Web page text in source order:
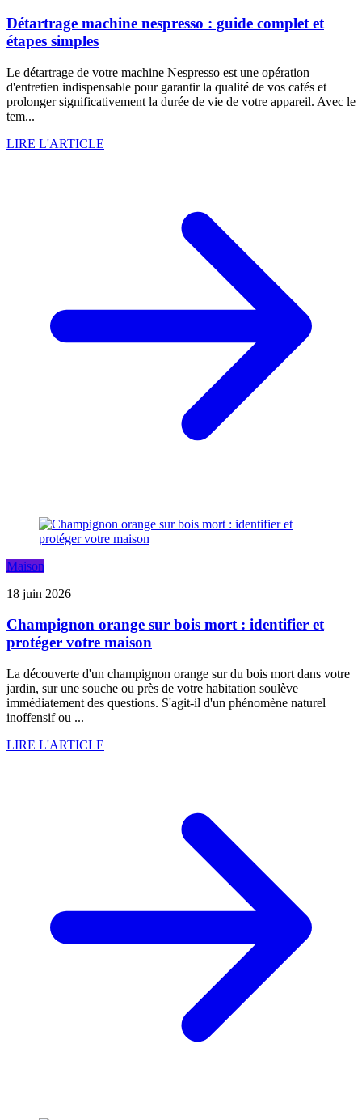
Détartrage machine nespresso : guide complet et
étapes simples
Le détartrage de votre machine Nespresso est une opération
d'entretien indispensable pour garantir la qualité de vos cafés et
prolonger significativement la durée de vie de votre appareil. Avec le
tem...
LIRE L'ARTICLE
Maison
18 juin 2026
Champignon orange sur bois mort : identifier et
protéger votre maison
La découverte d'un champignon orange sur du bois mort dans votre
jardin, sur une souche ou près de votre habitation soulève
immédiatement des questions. S'agit-il d'un phénomène naturel
inoffensif ou ...
LIRE L'ARTICLE